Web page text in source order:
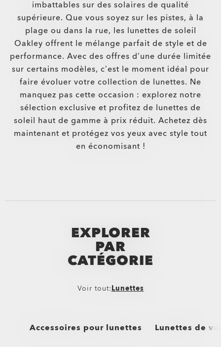
imbattables sur des solaires de qualité
supérieure. Que vous soyez sur les pistes, à la
plage ou dans la rue, les lunettes de soleil
Oakley offrent le mélange parfait de style et de
performance. Avec des offres d’une durée limitée
sur certains modèles, c’est le moment idéal pour
faire évoluer votre collection de lunettes. Ne
manquez pas cette occasion : explorez notre
sélection exclusive et profitez de lunettes de
soleil haut de gamme à prix réduit. Achetez dès
maintenant et protégez vos yeux avec style tout
en économisant !
EXPLORER
PAR
CATÉGORIE
Voir tout:Lunettes
Accessoires pour lunettes Lunettes de